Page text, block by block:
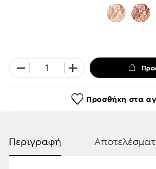
Προσθήκη στα
Περιγραφή